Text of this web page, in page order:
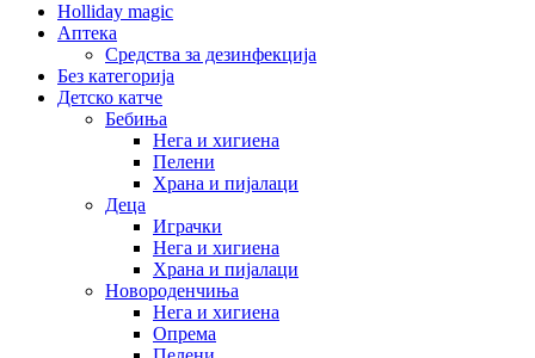
Holliday magic
Аптека
Средства за дезинфекција
Без категорија
Детско катче
Бебиња
Нега и хигиена
Пелени
Храна и пијалаци
Деца
Играчки
Нега и хигиена
Храна и пијалаци
Новороденчиња
Нега и хигиена
Опрема